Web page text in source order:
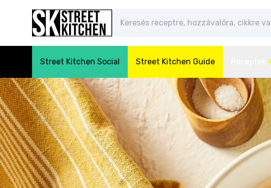
Street Kitchen Social Street Kitchen Guide